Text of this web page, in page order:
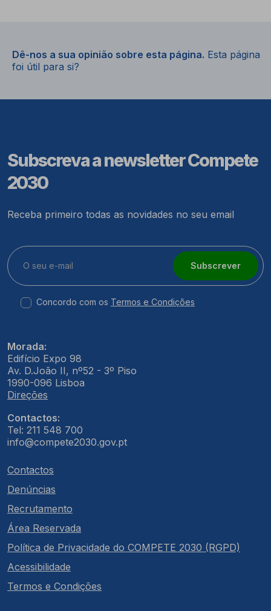
Dê-nos a sua opinião sobre esta página. Esta página
foi útil para si?
Subscreva a newsletter Compete
2030
Receba primeiro todas as novidades no seu email
Subscrever
Concordo com os Termos e Condições
Morada:
Edifício Expo 98
Av. D.João II, nº52 - 3º Piso
1990-096 Lisboa
Direções
Contactos:
Tel: 211 548 700
info@compete2030.gov.pt
Contactos
Denúncias
Recrutamento
Área Reservada
Política de Privacidade do COMPETE 2030 (RGPD)
Acessibilidade
Termos e Condições